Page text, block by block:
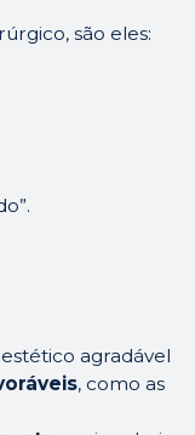
são eles:
agradável
, como as